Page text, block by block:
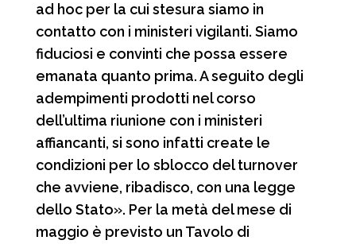
ad hoc per la cui stesura siamo in
contatto con i ministeri vigilanti. Siamo
fiduciosi e convinti che possa essere
emanata quanto prima. A seguito degli
adempimenti prodotti nel corso
dell’ultima riunione con i ministeri
affiancanti, si sono infatti create le
condizioni per lo sblocco del turnover
che avviene, ribadisco, con una legge
dello Stato». Per la metà del mese di
maggio è previsto un Tavolo di